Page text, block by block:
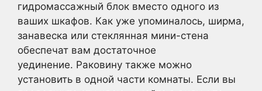
гидромассажный блок вместо одного из
ваших шкафов. Как уже упоминалось, ширма,
занавеска или стеклянная мини-стена
обеспечат вам достаточное
уединение. Раковину также можно
установить в одной части комнаты. Если вы